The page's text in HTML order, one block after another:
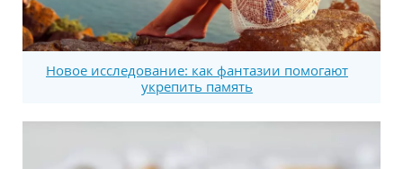
Новое исследование: как фантазии помогают
укрепить память